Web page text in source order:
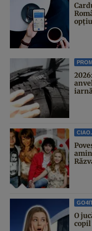
O
copil